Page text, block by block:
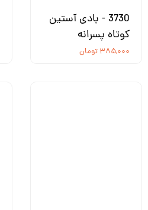
3730 - بادی آستین
کوتاه پسرانه
۳۸۵,۰۰۰ تومان